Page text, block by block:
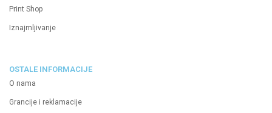
Print Shop
Iznajmljivanje
OSTALE INFORMACIJE
O nama
Grancije i reklamacije